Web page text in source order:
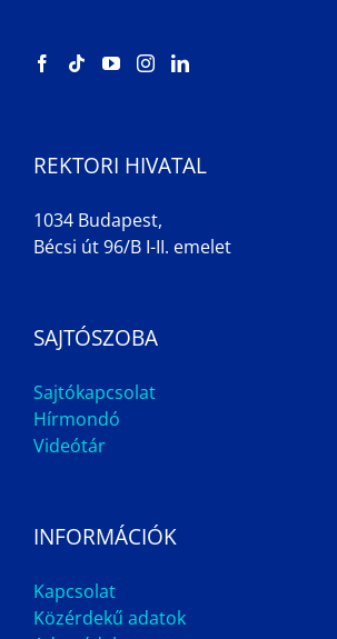
REKTORI HIVATAL
1034 Budapest,
Bécsi út 96/B I-II. emelet
SAJTÓSZOBA
Sajtókapcsolat
Hírmondó
Videótár
INFORMÁCIÓK
Kapcsolat
Közérdekű adatok